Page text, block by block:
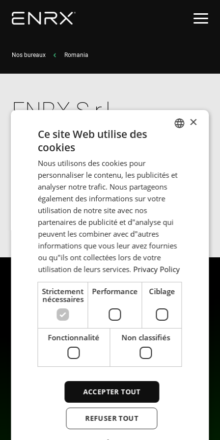
Nos bureaux Romania
ENRX S.r.l
Calea Bucuresti no. 20, Village
Vidra
077185 Ilfov
Romania
Tel.: +40-21 332 1948
Applications
Carrière
Contact
Data privacy
PORTUGESE
×
Ce site Web utilise des
cookies
Nous utilisons des cookies pour
personnaliser le contenu, les publicités et
analyser notre trafic. Nous partageons
également des informations sur votre
utilisation de notre site avec nos
partenaires de publicité et d"analyse qui
peuvent les combiner avec d"autres
informations que vous leur avez fournies
ou qu"ils ont collectées lors de votre
utilisation de leurs services. Privacy Policy
Strictement
nécessaires
Performance Ciblage
Fonctionnalité Non classifiés
ACCEPTER TOUT
REFUSER TOUT